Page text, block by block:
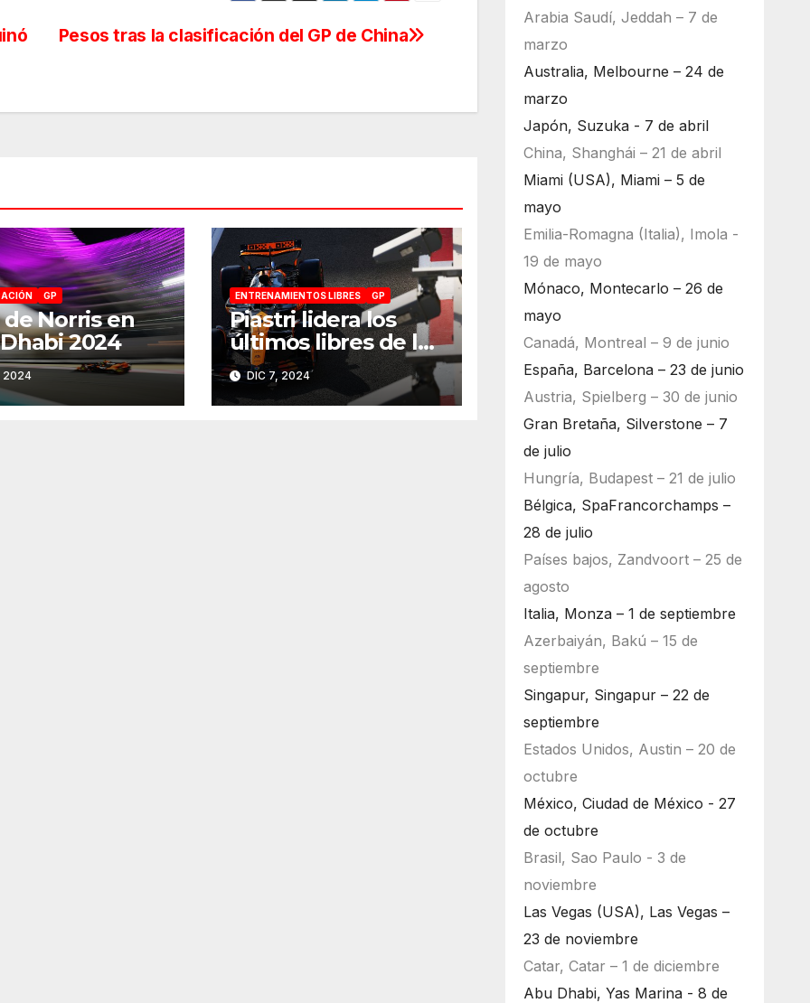
Pesos tras la clasificación del GP de China
GP
Norris en
2024
2024
ENTRENAMIENTOS LIBRES GP
Piastri lidera los
últimos libres de la
temporada en Abu
Dhabi 2024
DIC 7, 2024
Arabia Saudí, Jeddah – 7 de
marzo
Australia, Melbourne – 24 de
marzo
Japón, Suzuka - 7 de abril
China, Shanghái – 21 de abril
Miami (USA), Miami – 5 de
mayo
Emilia-Romagna (Italia), Imola -
19 de mayo
Mónaco, Montecarlo – 26 de
mayo
Canadá, Montreal – 9 de junio
España, Barcelona – 23 de junio
Austria, Spielberg – 30 de junio
Gran Bretaña, Silverstone – 7
de julio
Hungría, Budapest – 21 de julio
Bélgica, SpaFrancorchamps –
28 de julio
Países bajos, Zandvoort – 25 de
agosto
Italia, Monza – 1 de septiembre
Azerbaiyán, Bakú – 15 de
septiembre
Singapur, Singapur – 22 de
septiembre
Estados Unidos, Austin – 20 de
octubre
México, Ciudad de México - 27
de octubre
Brasil, Sao Paulo - 3 de
noviembre
Las Vegas (USA), Las Vegas –
23 de noviembre
Catar, Catar – 1 de diciembre
Abu Dhabi, Yas Marina - 8 de